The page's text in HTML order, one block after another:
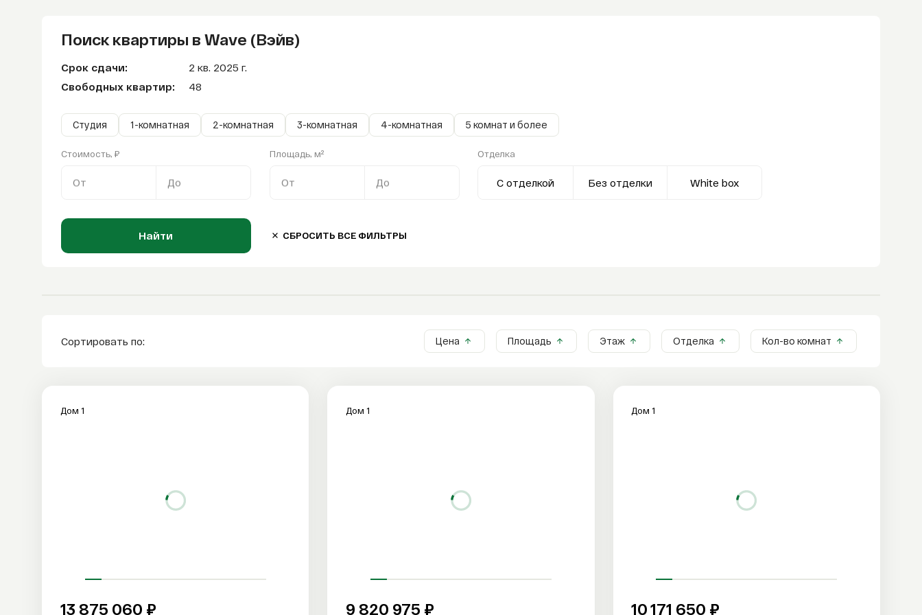
Поиск квартиры в Wave (Вэйв)
Срок сдачи:
2 кв. 2025 г.
Свободных квартир:
48
Студия 1-комнатная 2-комнатная 3-комнатная 4-комнатная 5 комнат и более
Стоимость, ₽
От До
Площадь, м²
От До
Отделка
С отделкой Без отделки White box
Найти СБРОСИТЬ ВСЕ ФИЛЬТРЫ
Сортировать по: Цена Площадь Этаж Отделка Кол-во комнат
Дом 1
13 875 060 ₽
Дом 1
9 820 975 ₽
Дом 1
10 171 650 ₽